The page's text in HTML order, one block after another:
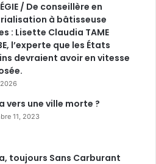
/ De conseillère en
à bâtisseuse
: Lisette Claudia TAME
l’experte que les États
devraient avoir en vitesse
vers une ville morte ?
11, 2023
toujours Sans Carburant